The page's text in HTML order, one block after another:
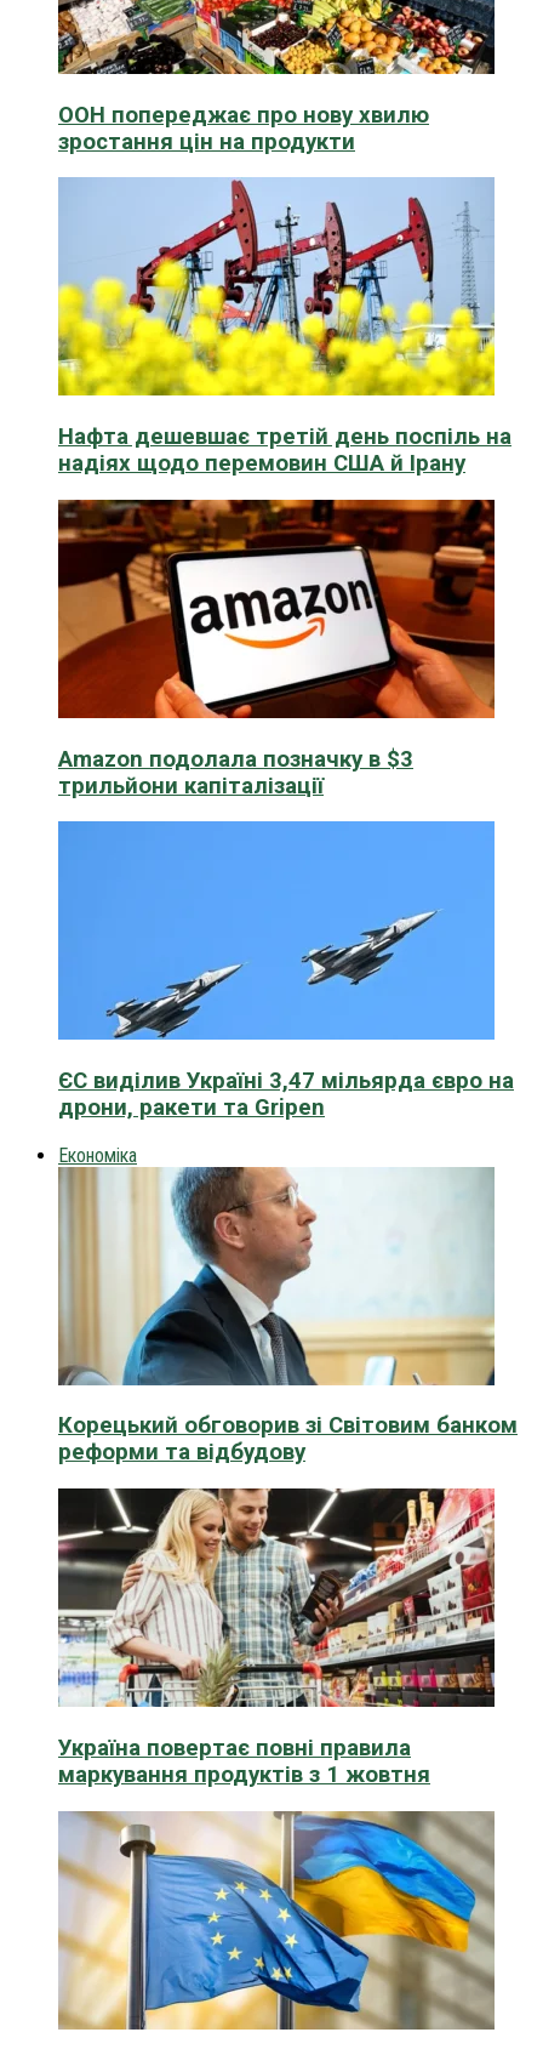
ООН попереджає про нову хвилю
зростання цін на продукти
Нафта дешевшає третій день поспіль на
надіях щодо перемовин США й Ірану
Amazon подолала позначку в $3
трильйони капіталізації
ЄС виділив Україні 3,47 мільярда євро на
дрони, ракети та Gripen
Економіка
Корецький обговорив зі Світовим банком
реформи та відбудову
Україна повертає повні правила
маркування продуктів з 1 жовтня